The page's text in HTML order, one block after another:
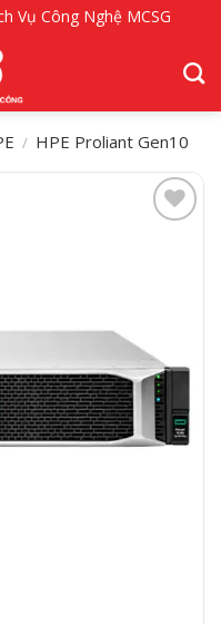
Vụ Công Nghệ MCSG
/ HPE Proliant Gen10